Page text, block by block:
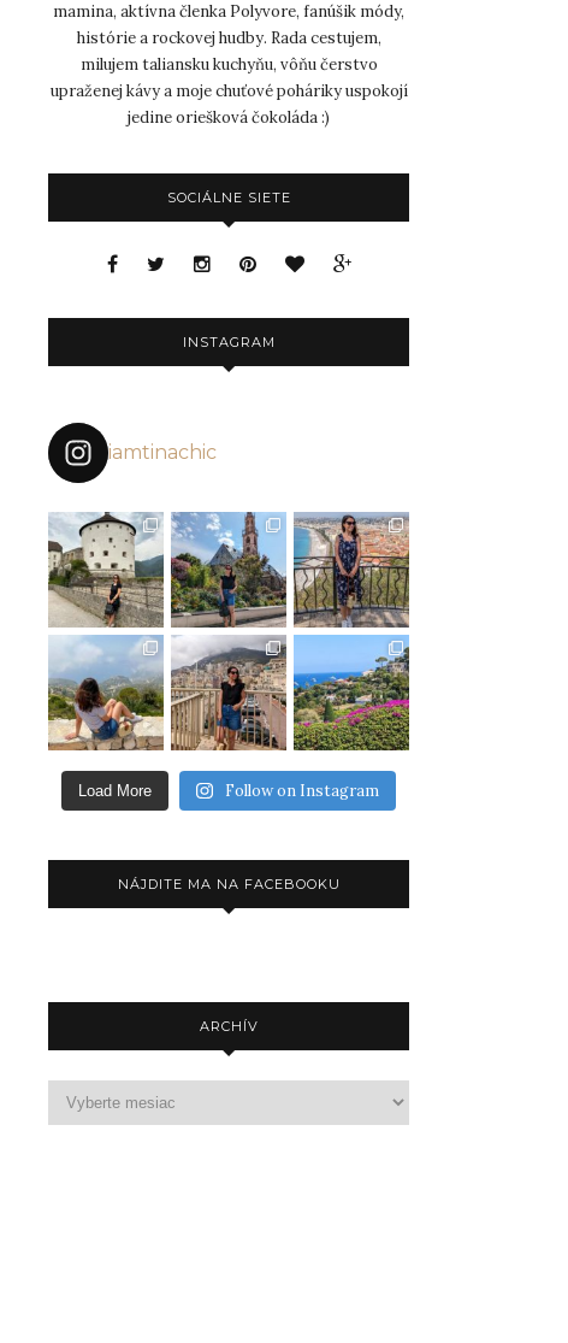
mamina, aktívna členka Polyvore, fanúšik módy,
histórie a rockovej hudby. Rada cestujem,
milujem taliansku kuchyňu, vôňu čerstvo
upraženej kávy a moje chuťové poháriky uspokojí
jedine oriešková čokoláda :)
SOCIÁLNE SIETE
INSTAGRAM
iamtinachic
Load More Follow on Instagram
NÁJDITE MA NA FACEBOOKU
ARCHÍV